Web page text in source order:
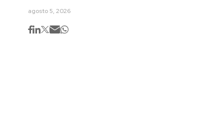
agosto 5, 2026